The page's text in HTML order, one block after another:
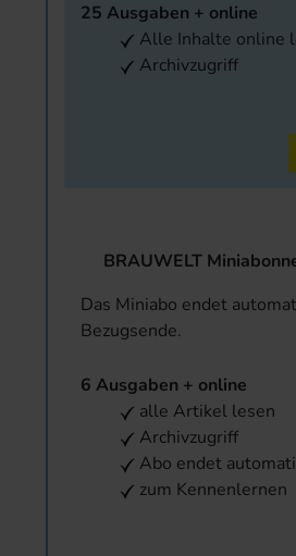
25 Ausgaben + online
Alle Inhalte online
Archivzugriff
BRAUWELT
Das Miniabo endet
Bezugsende.
6 Ausgaben + online
alle Artikel lesen
Archivzugriff
Abo endet
zum Kennenlernen